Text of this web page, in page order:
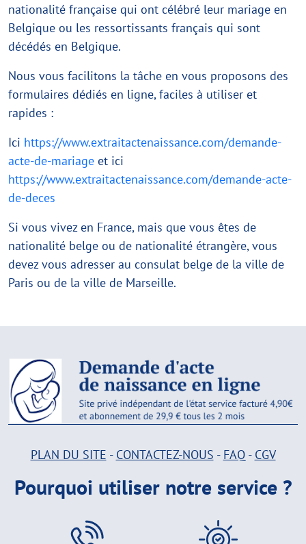
nationalité française qui ont célébré leur mariage en
Belgique ou les ressortissants français qui sont
décédés en Belgique.
Nous vous facilitons la tâche en vous proposons des
formulaires dédiés en ligne, faciles à utiliser et
rapides :
Ici https://www.extraitactenaissance.com/demande-
acte-de-mariage et ici
https://www.extraitactenaissance.com/demande-acte-
de-deces
Si vous vivez en France, mais que vous êtes de
nationalité belge ou de nationalité étrangère, vous
devez vous adresser au consulat belge de la ville de
Paris ou de la ville de Marseille.
PLAN DU SITE - CONTACTEZ-NOUS - FAQ- CGV
Pourquoi utiliser notre service ?